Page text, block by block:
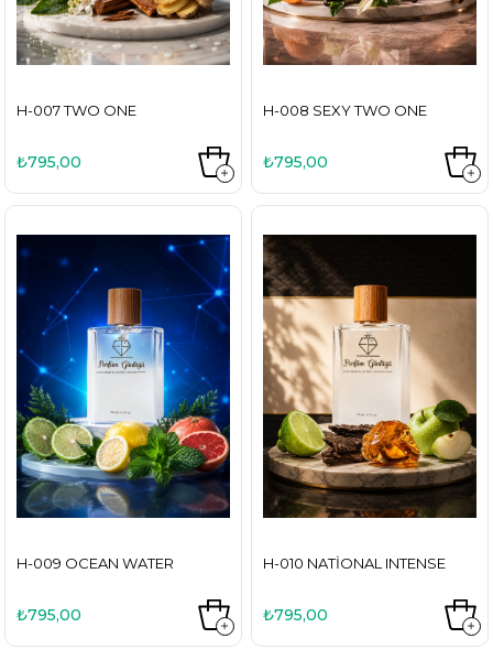
H-007 TWO ONE
₺795,00
H-008 SEXY TWO ONE
₺795,00
H-009 OCEAN WATER
₺795,00
H-010 NATIONAL INTENSE
₺795,00